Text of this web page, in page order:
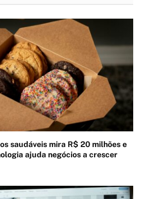
saudáveis mira R$ 20 milhões e
ajuda negócios a crescer